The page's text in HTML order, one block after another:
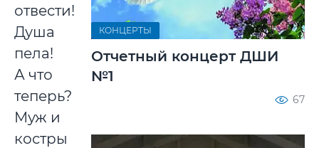
отвести!
Душа
пела!
А что
теперь?
Муж и
костры
КОНЦЕРТЫ
Отчетный концерт ДШИ
№1
67